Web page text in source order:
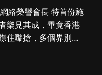
會長 特首份施
樂見其成，畢竟香港
住嚟搶，多個界別出